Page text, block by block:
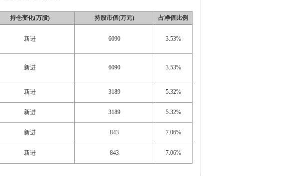
持仓变化(万股) 持股市值(万元)
占净值比例
新进 6090 3.53%
新进 6090 3.53%
新进 3189 5.32%
新进 3189 5.32%
新进 843 7.06%
新进 843 7.06%